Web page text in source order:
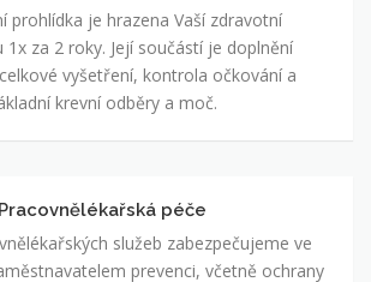
prohlídka je hrazena Vaší zdravotní
za 2 roky. Její součástí je doplnění
vyšetření, kontrola očkování a
krevní odběry a moč.
Pracovnělékařská péče
služeb zabezpečujeme ve
prevenci, včetně ochrany